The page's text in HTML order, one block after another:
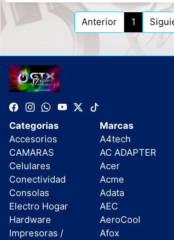
Anterior 1
Categorias
Accesorios
CAMARAS
Celulares
Conectividad
Consolas
Electro Hogar
Hardware
Impresoras /
Marcas
A4tech
AC ADAPTER
Acer
Acme
Adata
AEC
AeroCool
Afox